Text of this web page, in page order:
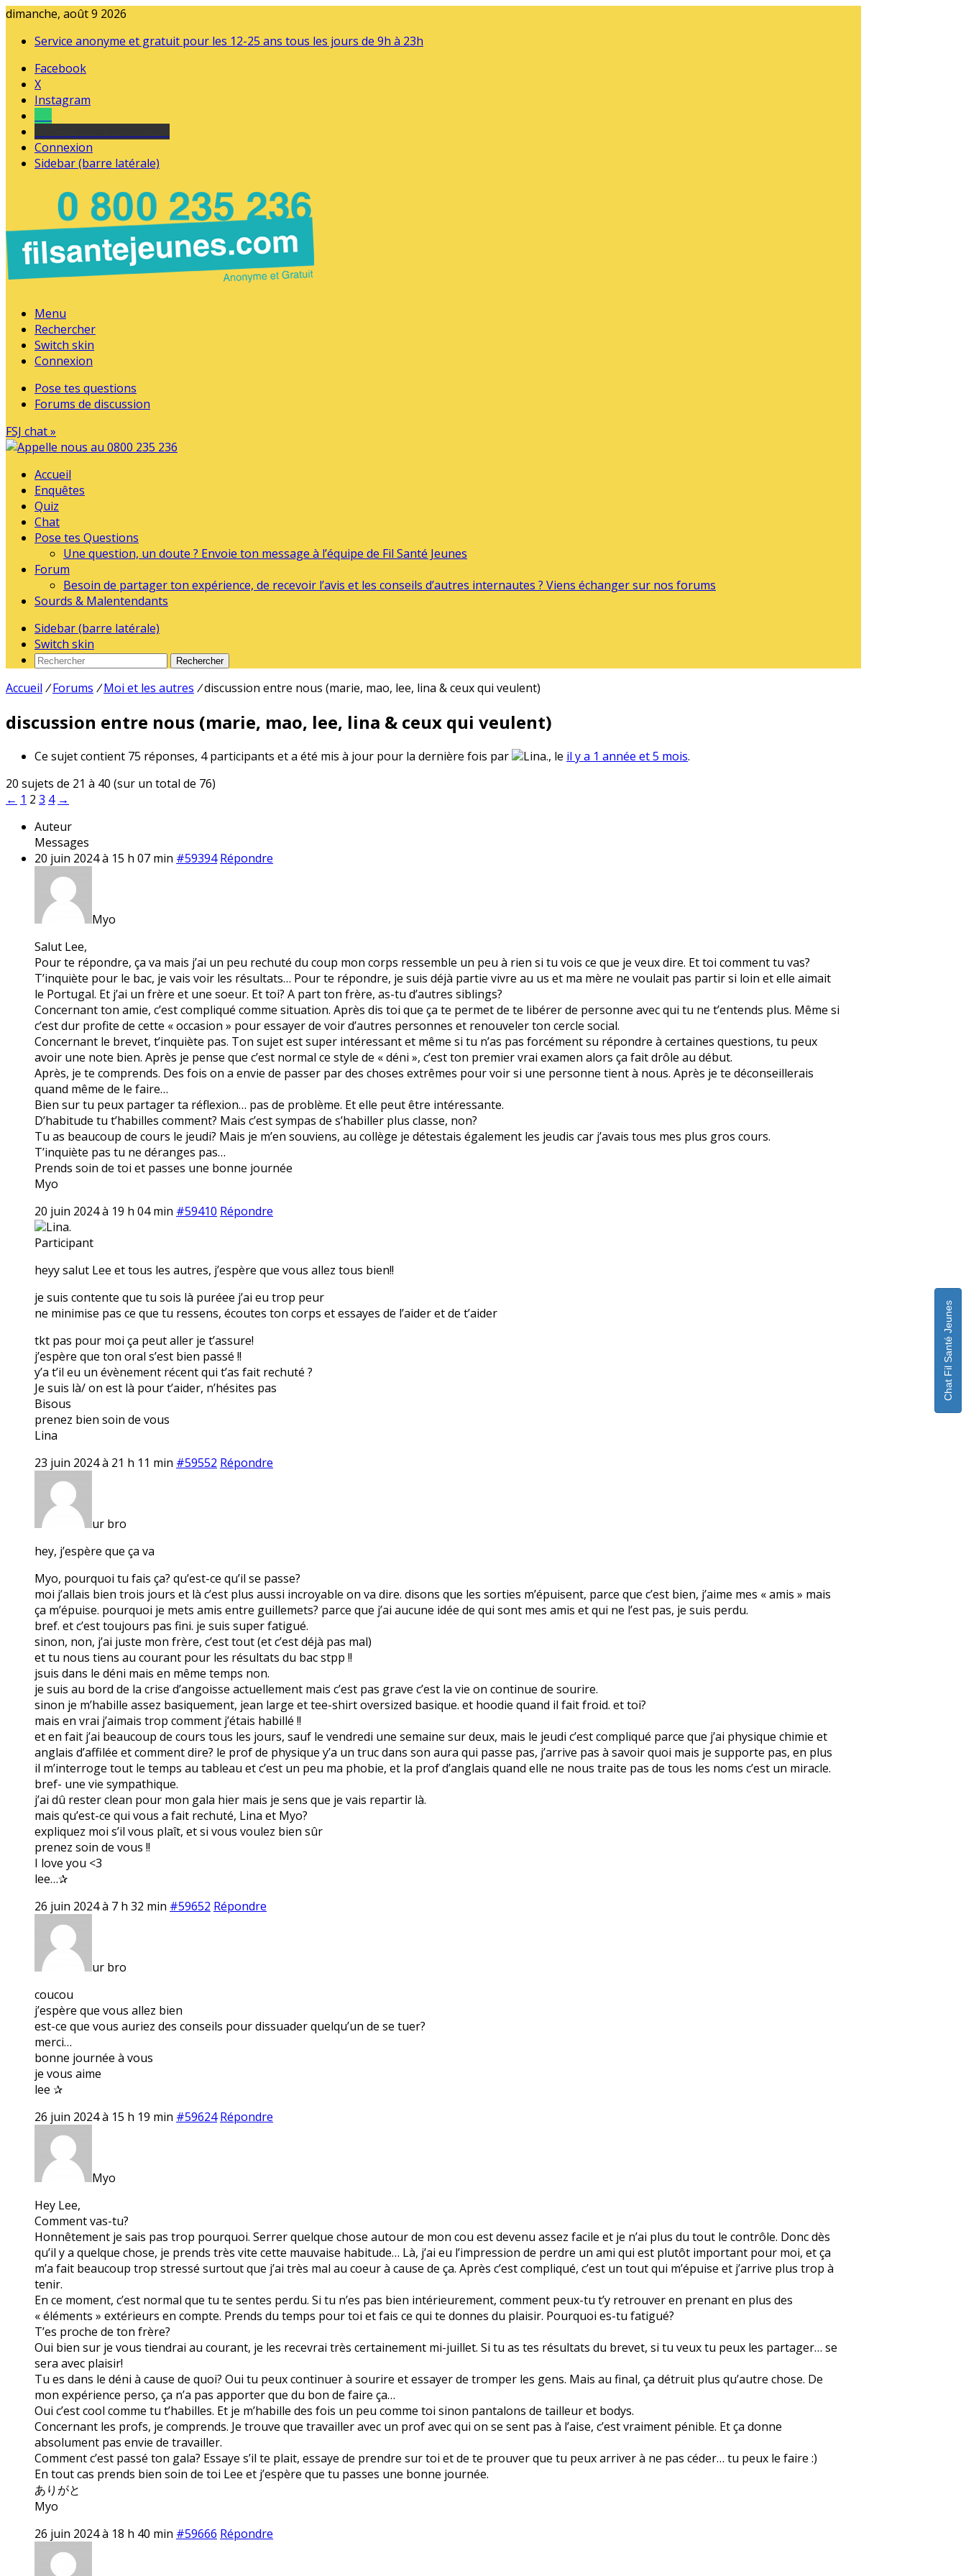
dimanche, août 9 2026
Service anonyme et gratuit pour les 12-25 ans tous les jours de 9h à 23h
Facebook
X
Instagram
Connexion
Sidebar (barre latérale)
Menu
Rechercher
Switch skin
Connexion
Pose tes questions
Forums de discussion
FSJ chat »
Accueil
Enquêtes
Quiz
Chat
Pose tes Questions
Une question, un doute ? Envoie ton message à l’équipe de Fil Santé Jeunes
Forum
Besoin de partager ton expérience, de recevoir l’avis et les conseils d’autres internautes ? Viens échanger sur nos forums
Sourds & Malentendants
Sidebar (barre latérale)
Switch skin
Rechercher
Accueil / Forums / Moi et les autres /discussion entre nous (marie, mao, lee, lina & ceux qui veulent)
discussion entre nous (marie, mao, lee, lina & ceux qui veulent)
Ce sujet contient 75 réponses, 4 participants et a été mis à jour pour la dernière fois par Lina., le il y a 1 année et 5 mois.
20 sujets de 21 à 40 (sur un total de 76)
← 1 2 3 4 →
Auteur
Messages
20 juin 2024 à 15 h 07 min #59394 Répondre
Myo
Salut Lee,
Pour te répondre, ça va mais j’ai un peu rechuté du coup mon corps ressemble un peu à rien si tu vois ce que je veux dire. Et toi comment tu vas?
T’inquiète pour le bac, je vais voir les résultats… Pour te répondre, je suis déjà partie vivre au us et ma mère ne voulait pas partir si loin et elle aimait
le Portugal. Et j’ai un frère et une soeur. Et toi? A part ton frère, as-tu d’autres siblings?
Concernant ton amie, c’est compliqué comme situation. Après dis toi que ça te permet de te libérer de personne avec qui tu ne t’entends plus. Même si
c’est dur profite de cette « occasion » pour essayer de voir d’autres personnes et renouveler ton cercle social.
Concernant le brevet, t’inquiète pas. Ton sujet est super intéressant et même si tu n’as pas forcément su répondre à certaines questions, tu peux
avoir une note bien. Après je pense que c’est normal ce style de « déni », c’est ton premier vrai examen alors ça fait drôle au début.
Après, je te comprends. Des fois on a envie de passer par des choses extrêmes pour voir si une personne tient à nous. Après je te déconseillerais
quand même de le faire…
Bien sur tu peux partager ta réflexion… pas de problème. Et elle peut être intéressante.
D’habitude tu t’habilles comment? Mais c’est sympas de s’habiller plus classe, non?
Tu as beaucoup de cours le jeudi? Mais je m’en souviens, au collège je détestais également les jeudis car j’avais tous mes plus gros cours.
T’inquiète pas tu ne déranges pas…
Prends soin de toi et passes une bonne journée
Myo
20 juin 2024 à 19 h 04 min #59410 Répondre
Lina.
Participant
heyy salut Lee et tous les autres, j’espère que vous allez tous bien!!
je suis contente que tu sois là puréee j’ai eu trop peur
ne minimise pas ce que tu ressens, écoutes ton corps et essayes de l’aider et de t’aider
tkt pas pour moi ça peut aller je t’assure!
j’espère que ton oral s’est bien passé !!
y’a t’il eu un évènement récent qui t’as fait rechuté ?
Je suis là/ on est là pour t’aider, n’hésites pas
Bisous
prenez bien soin de vous
Lina
23 juin 2024 à 21 h 11 min #59552 Répondre
ur bro
hey, j’espère que ça va
Myo, pourquoi tu fais ça? qu’est-ce qu’il se passe?
moi j’allais bien trois jours et là c’est plus aussi incroyable on va dire. disons que les sorties m’épuisent, parce que c’est bien, j’aime mes « amis » mais
ça m’épuise. pourquoi je mets amis entre guillemets? parce que j’ai aucune idée de qui sont mes amis et qui ne l’est pas, je suis perdu.
bref. et c’est toujours pas fini. je suis super fatigué.
sinon, non, j’ai juste mon frère, c’est tout (et c’est déjà pas mal)
et tu nous tiens au courant pour les résultats du bac stpp !!
jsuis dans le déni mais en même temps non.
je suis au bord de la crise d’angoisse actuellement mais c’est pas grave c’est la vie on continue de sourire.
sinon je m’habille assez basiquement, jean large et tee-shirt oversized basique. et hoodie quand il fait froid. et toi?
mais en vrai j’aimais trop comment j’étais habillé !!
et en fait j’ai beaucoup de cours tous les jours, sauf le vendredi une semaine sur deux, mais le jeudi c’est compliqué parce que j’ai physique chimie et
anglais d’affilée et comment dire? le prof de physique y’a un truc dans son aura qui passe pas, j’arrive pas à savoir quoi mais je supporte pas, en plus
il m’interroge tout le temps au tableau et c’est un peu ma phobie, et la prof d’anglais quand elle ne nous traite pas de tous les noms c’est un miracle.
bref- une vie sympathique.
j’ai dû rester clean pour mon gala hier mais je sens que je vais repartir là.
mais qu’est-ce qui vous a fait rechuté, Lina et Myo?
expliquez moi s’il vous plaît, et si vous voulez bien sûr
prenez soin de vous !!
I love you <3
lee…✰
26 juin 2024 à 7 h 32 min #59652 Répondre
ur bro
coucou
j’espère que vous allez bien
est-ce que vous auriez des conseils pour dissuader quelqu’un de se tuer?
merci…
bonne journée à vous
je vous aime
lee ✰
26 juin 2024 à 15 h 19 min #59624 Répondre
Myo
Hey Lee,
Comment vas-tu?
Honnêtement je sais pas trop pourquoi. Serrer quelque chose autour de mon cou est devenu assez facile et je n’ai plus du tout le contrôle. Donc dès
qu’il y a quelque chose, je prends très vite cette mauvaise habitude… Là, j’ai eu l’impression de perdre un ami qui est plutôt important pour moi, et ça
m’a fait beaucoup trop stressé surtout que j’ai très mal au coeur à cause de ça. Après c’est compliqué, c’est un tout qui m’épuise et j’arrive plus trop à
tenir.
En ce moment, c’est normal que tu te sentes perdu. Si tu n’es pas bien intérieurement, comment peux-tu t’y retrouver en prenant en plus des
« éléments » extérieurs en compte. Prends du temps pour toi et fais ce qui te donnes du plaisir. Pourquoi es-tu fatigué?
T’es proche de ton frère?
Oui bien sur je vous tiendrai au courant, je les recevrai très certainement mi-juillet. Si tu as tes résultats du brevet, si tu veux tu peux les partager… se
sera avec plaisir!
Tu es dans le déni à cause de quoi? Oui tu peux continuer à sourire et essayer de tromper les gens. Mais au final, ça détruit plus qu’autre chose. De
mon expérience perso, ça n’a pas apporter que du bon de faire ça…
Oui c’est cool comme tu t’habilles. Et je m’habille des fois un peu comme toi sinon pantalons de tailleur et bodys.
Concernant les profs, je comprends. Je trouve que travailler avec un prof avec qui on se sent pas à l’aise, c’est vraiment pénible. Et ça donne
absolument pas envie de travailler.
Comment c’est passé ton gala? Essaye s’il te plait, essaye de prendre sur toi et de te prouver que tu peux arriver à ne pas céder… tu peux le faire :)
En tout cas prends bien soin de toi Lee et j’espère que tu passes une bonne journée.
ありがと
Myo
26 juin 2024 à 18 h 40 min #59666 Répondre
Chat Fil Santé Jeunes